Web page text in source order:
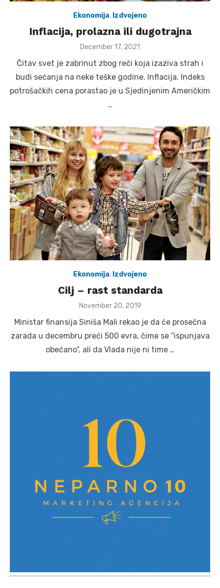
Ekonomija, Izdvojeno
Inflacija, prolazna ili dugotrajna
Posted
December 17, 2021
Čitav svet je zabrinut zbog reči koja izaziva strah i
budi sećanja na neke teške godine. Inflacija. Indeks
potrošačkih cena porastao je u Sjedinjenim Američkim
…
Ekonomija, Izdvojeno
Cilj – rast standarda
Posted
November 20, 2019
Ministar finansija Siniša Mali rekao je da će prosečna
zarada u decembru preći 500 evra, čime se “ispunjava
obećano”, ali da Vlada nije ni time …